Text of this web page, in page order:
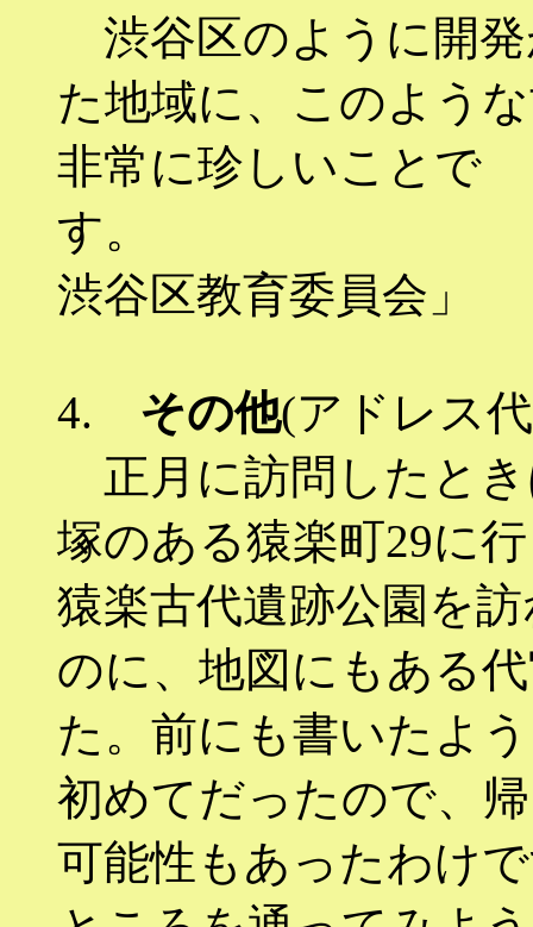
渋谷区のように開
た地域に、このよう
非常に珍しいことで
す。
渋谷区教育委員会」
4. その他(アドレス
正月に訪問したと
塚のある猿楽町29に
猿楽古代遺跡公園を
のに、地図にもある
た。前にも書いたよ
初めてだったので、
可能性もあったわけ